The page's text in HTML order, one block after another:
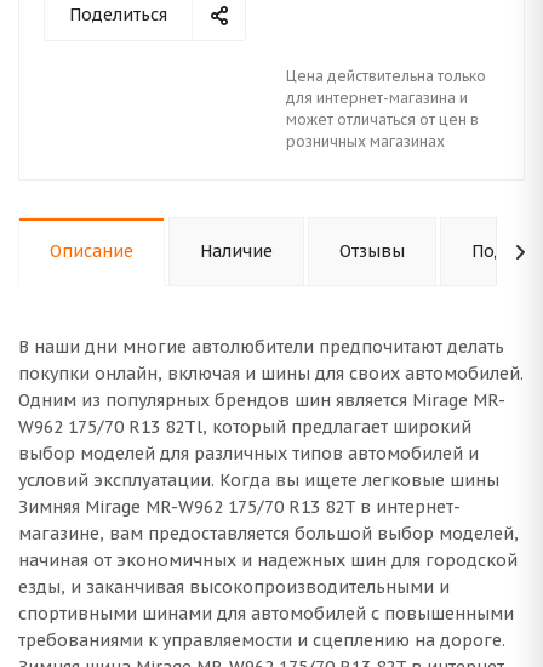
Поделиться
Цена действительна только
для интернет-магазина и
может отличаться от цен в
розничных магазинах
Описание Наличие Отзывы
В наши дни многие автолюбители предпочитают делать
покупки онлайн, включая и шины для своих автомобилей.
Одним из популярных брендов шин является Mirage MR-
W962 175/70 R13 82Tl, который предлагает широкий
выбор моделей для различных типов автомобилей и
условий эксплуатации. Когда вы ищете легковые шины
Зимняя Mirage MR-W962 175/70 R13 82T в интернет-
магазине, вам предоставляется большой выбор моделей,
начиная от экономичных и надежных шин для городской
езды, и заканчивая высокопроизводительными и
спортивными шинами для автомобилей с повышенными
требованиями к управляемости и сцеплению на дороге.